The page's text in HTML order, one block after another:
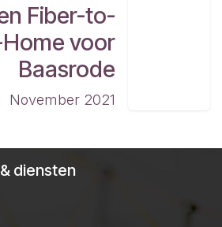
Fiber-to-
voor
Baasrode
November 2021
diensten